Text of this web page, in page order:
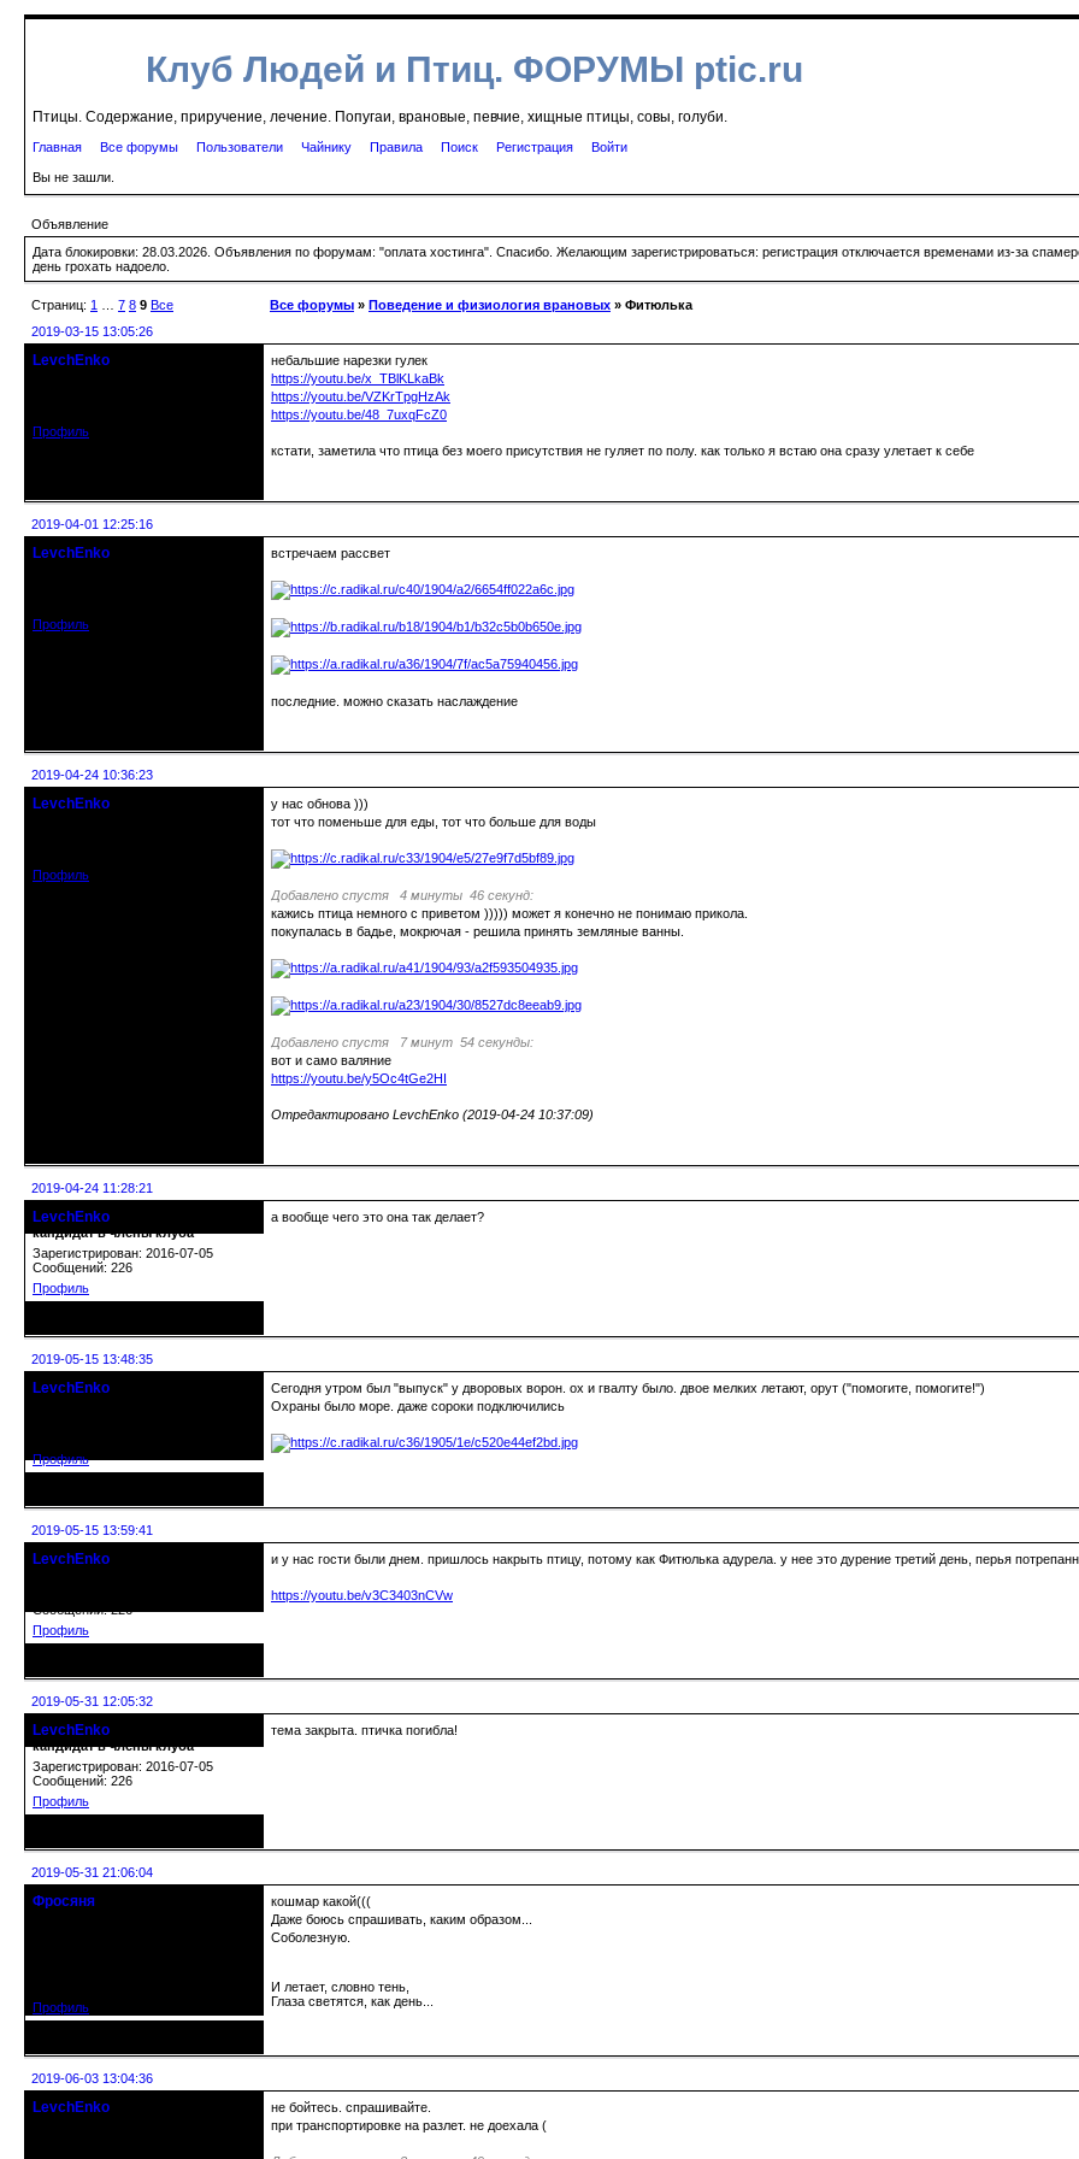
Клуб Людей и Птиц. ФОРУМЫ ptic.ru
Птицы. Содержание, приручение, лечение. Попугаи, врановые, певчие, хищные птицы, совы, голуби.
Главная Все форумы Пользователи Чайнику Правила Поиск Регистрация Войти
Вы не зашли.
Объявление
Дата блокировки: 28.03.2026. Объявления по форумам: "оплата хостинга". Спасибо. Желающим зарегистрироваться: регистрация отключается временами из-за
день грохать надоело.
Страниц: 1 7 8 9 Все Все форумы » Поведение и физиология врановых » Фитюлька
2019-03-15 13:05:26
LevchEnko
Профиль
небальшие нарезки гулек
https://youtu.be/x_TBlKLkaBk
https://youtu.be/VZKrTpgHzAk
https://youtu.be/48_7uxqFcZ0
кстати, заметила что птица без моего присутствия не гуляет по полу. как только я встаю она сразу улетает к себе
2019-04-01 12:25:16
LevchEnko
Профиль
встречаем рассвет
последние. можно сказать наслаждение
2019-04-24 10:36:23
LevchEnko
Профиль
у нас обнова )))
тот что поменьше для еды, тот что больше для воды
Добавлено спустя 4 минуты 46 секунд:
кажись птица немного с приветом ))))) может я конечно не понимаю прикола.
покупалась в бадье, мокрючая - решила принять земляные ванны.
Добавлено спустя 7 минут 54 секунды:
вот и само валяние
https://youtu.be/y5Oc4tGe2HI
Отредактировано LevchEnko (2019-04-24 10:37:09)
2019-04-24 11:28:21
LevchEnko
кандидат в члены клуба
Зарегистрирован: 2016-07-05
Сообщений: 226
Профиль
а вообще чего это она так делает?
2019-05-15 13:48:35
LevchEnko
Профиль
Сегодня утром был "выпуск" у дворовых ворон. ох и гвалту было. двое мелких летают, орут ("помогите, помогите!")
Охраны было море. даже сороки подключились
2019-05-15 13:59:41
LevchEnko
Сообщений: 226
Профиль
и у нас гости были днем. пришлось накрыть птицу, потому как Фитюлька адурела. у нее это дурение третий день, перья
https://youtu.be/v3C3403nCVw
2019-05-31 12:05:32
LevchEnko
кандидат в члены клуба
Зарегистрирован: 2016-07-05
Сообщений: 226
Профиль
тема закрыта. птичка погибла!
2019-05-31 21:06:04
Фросяня
Профиль
кошмар какой(((
Даже боюсь спрашивать, каким образом...
Соболезную.
И летает, словно тень,
Глаза светятся, как день...
2019-06-03 13:04:36
LevchEnko
не бойтесь. спрашивайте.
при транспортировке на разлет. не доехала (